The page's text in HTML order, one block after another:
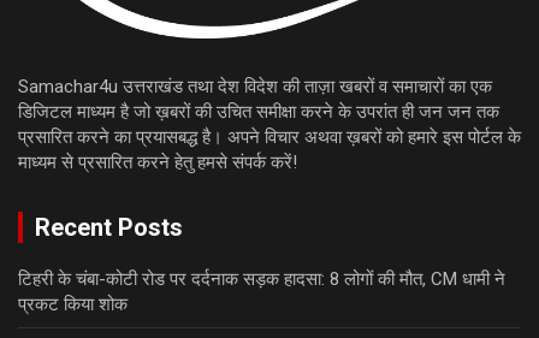
Samachar4u उत्तराखंड तथा देश विदेश की ताज़ा खबरों व समाचारों का एक
डिजिटल माध्यम है जो ख़बरों की उचित समीक्षा करने के उपरांत ही जन जन तक
प्रसारित करने का प्रयासबद्ध है। अपने विचार अथवा ख़बरों को हमारे इस पोर्टल के
माध्यम से प्रसारित करने हेतु हमसे संपर्क करें!
Recent Posts
टिहरी के चंबा-कोटी रोड पर दर्दनाक सड़क हादसा: 8 लोगों की मौत, CM धामी ने
प्रकट किया शोक